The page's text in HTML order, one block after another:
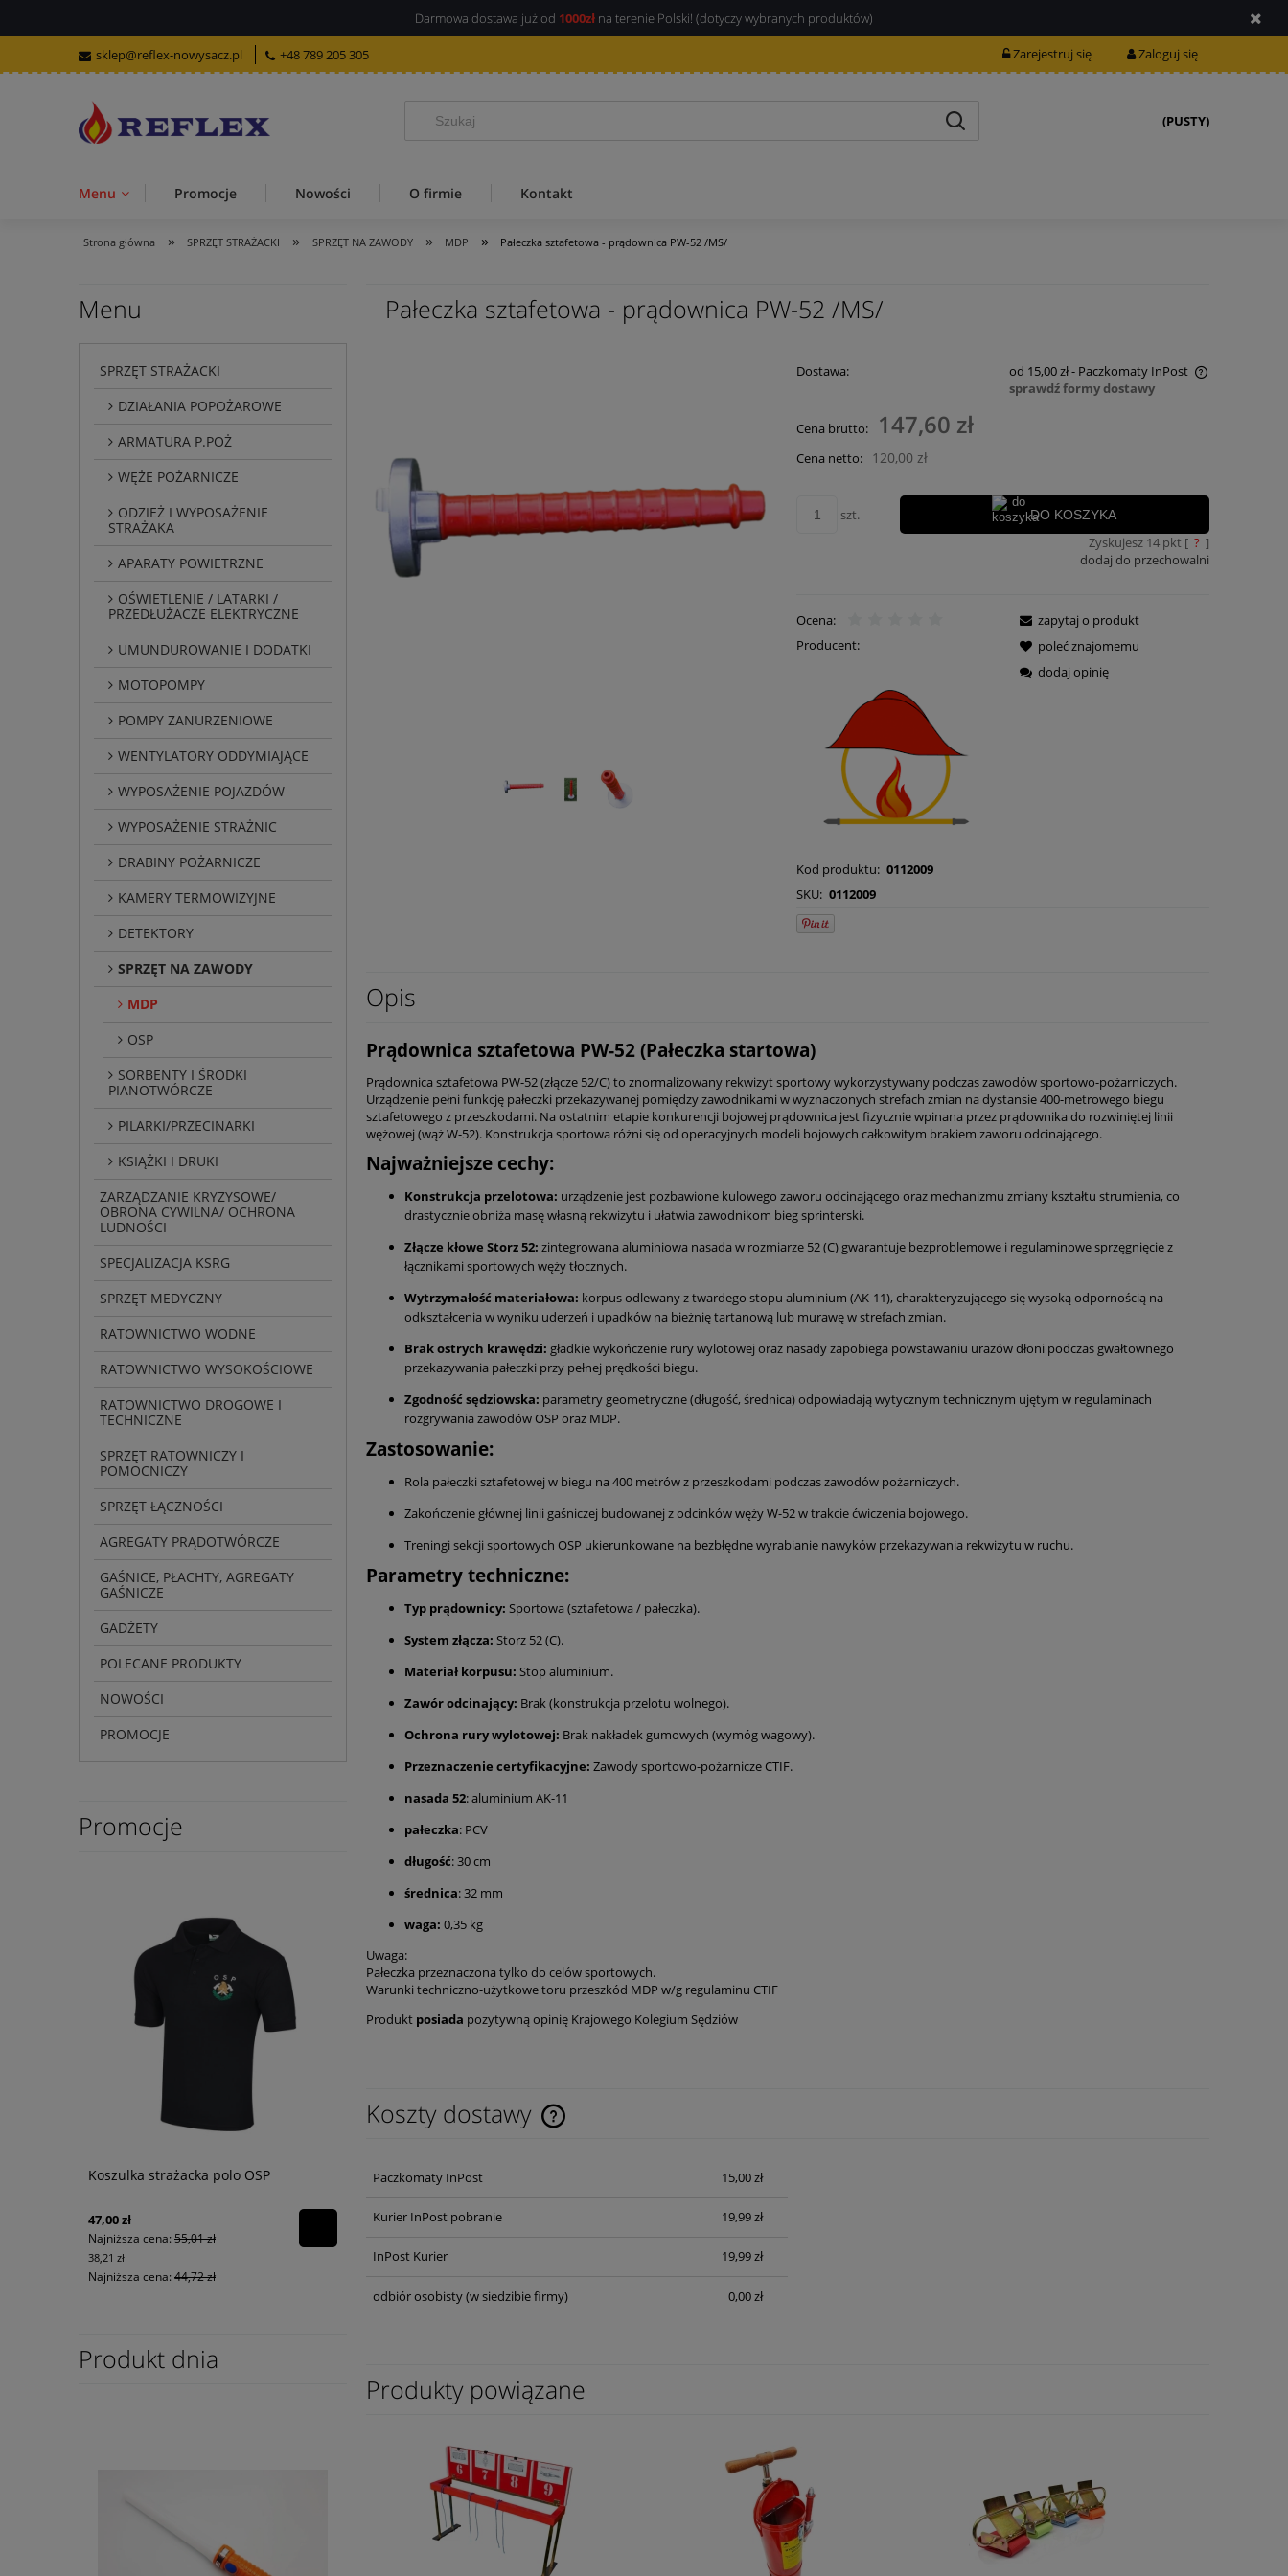
Darmowa dostawa już od 1000zł na terenie Polski! (dotyczy wybranych produktów)
sklep@reflex-nowysacz.pl +48 789 205 305 Zarejestruj się Zaloguj się
(PUSTY)
Menu Promocje Nowości O firmie Kontakt
Strona główna » SPRZĘT STRAŻACKI » SPRZĘT NA ZAWODY » MDP » Pałeczka sztafetowa - prądownica PW-52 /MS/
Menu
SPRZĘT STRAŻACKI
DZIAŁANIA POPOŻAROWE
ARMATURA P.POŻ
WĘŻE POŻARNICZE
ODZIEŻ I WYPOSAŻENIE
STRAŻAKA
APARATY POWIETRZNE
OŚWIETLENIE / LATARKI /
PRZEDŁUŻACZE ELEKTRYCZNE
UMUNDUROWANIE I DODATKI
MOTOPOMPY
POMPY ZANURZENIOWE
WENTYLATORY ODDYMIAJĄCE
WYPOSAŻENIE POJAZDÓW
WYPOSAŻENIE STRAŻNIC
DRABINY POŻARNICZE
KAMERY TERMOWIZYJNE
DETEKTORY
SPRZĘT NA ZAWODY
MDP
OSP
SORBENTY I ŚRODKI
PIANOTWÓRCZE
PILARKI/PRZECINARKI
KSIĄŻKI I DRUKI
ZARZĄDZANIE KRYZYSOWE/
OBRONA CYWILNA/ OCHRONA
LUDNOŚCI
SPECJALIZACJA KSRG
SPRZĘT MEDYCZNY
RATOWNICTWO WODNE
RATOWNICTWO WYSOKOŚCIOWE
RATOWNICTWO DROGOWE I
TECHNICZNE
SPRZĘT RATOWNICZY I
POMOCNICZY
SPRZĘT ŁĄCZNOŚCI
AGREGATY PRĄDOTWÓRCZE
GAŚNICE, PŁACHTY, AGREGATY
GAŚNICZE
GADŻETY
POLECANE PRODUKTY
NOWOŚCI
PROMOCJE
Promocje
Koszulka strażacka polo OSP
47,00 zł
Najniższa cena: 55,01 zł
38,21 zł
Najniższa cena: 44,72 zł
Produkt dnia
Pałeczka sztafetowa - prądownica PW-52 /MS/
Dostawa: od 15,00 zł- Paczkomaty InPost
Cena nie zawiera ewentualnych kosztów
płatności
sprawdź formy dostawy
Cena brutto: 147,60 zł
Cena netto: 120,00 zł
szt. DO KOSZYKA
Zyskujesz 14pkt [ ? ]
dodaj do przechowalni
Ocena:
Producent:
Kod produktu: 0112009
SKU: 0112009
zapytaj o produkt
poleć znajomemu
dodaj opinię
Opis
Prądownica sztafetowa PW-52 (Pałeczka startowa)
Prądownica sztafetowa PW-52 (złącze 52/C) to znormalizowany rekwizyt sportowy wykorzystywany podczas zawodów sportowo-pożarniczych.
Urządzenie pełni funkcję pałeczki przekazywanej pomiędzy zawodnikami w wyznaczonych strefach zmian na dystansie 400-metrowego biegu
sztafetowego z przeszkodami. Na ostatnim etapie konkurencji bojowej prądownica jest fizycznie wpinana przez prądownika do rozwiniętej linii
wężowej (wąż W-52). Konstrukcja sportowa różni się od operacyjnych modeli bojowych całkowitym brakiem zaworu odcinającego.
Najważniejsze cechy:
Konstrukcja przelotowa: urządzenie jest pozbawione kulowego zaworu odcinającego oraz mechanizmu zmiany kształtu strumienia, co
drastycznie obniża masę własną rekwizytu i ułatwia zawodnikom bieg sprinterski.
Złącze kłowe Storz 52: zintegrowana aluminiowa nasada w rozmiarze 52 (C) gwarantuje bezproblemowe i regulaminowe sprzęgnięcie z
łącznikami sportowych węży tłocznych.
Wytrzymałość materiałowa: korpus odlewany z twardego stopu aluminium (AK-11), charakteryzującego się wysoką odpornością na
odkształcenia w wyniku uderzeń i upadków na bieżnię tartanową lub murawę w strefach zmian.
Brak ostrych krawędzi: gładkie wykończenie rury wylotowej oraz nasady zapobiega powstawaniu urazów dłoni podczas gwałtownego
przekazywania pałeczki przy pełnej prędkości biegu.
Zgodność sędziowska: parametry geometryczne (długość, średnica) odpowiadają wytycznym technicznym ujętym w regulaminach
rozgrywania zawodów OSP oraz MDP.
Zastosowanie:
Rola pałeczki sztafetowej w biegu na 400 metrów z przeszkodami podczas zawodów pożarniczych.
Zakończenie głównej linii gaśniczej budowanej z odcinków węży W-52 w trakcie ćwiczenia bojowego.
Treningi sekcji sportowych OSP ukierunkowane na bezbłędne wyrabianie nawyków przekazywania rekwizytu w ruchu.
Parametry techniczne:
Typ prądownicy: Sportowa (sztafetowa / pałeczka).
System złącza: Storz 52 (C).
Materiał korpusu: Stop aluminium.
Zawór odcinający: Brak (konstrukcja przelotu wolnego).
Ochrona rury wylotowej: Brak nakładek gumowych (wymóg wagowy).
Przeznaczenie certyfikacyjne: Zawody sportowo-pożarnicze CTIF.
nasada 52: aluminium AK-11
pałeczka: PCV
długość: 30 cm
średnica: 32 mm
waga: 0,35 kg
Uwaga:
Pałeczka przeznaczona tylko do celów sportowych.
Warunki techniczno-użytkowe toru przeszkód MDP w/g regulaminu CTIF
Produkt posiada pozytywną opinię Krajowego Kolegium Sędziów
Koszty dostawy
Paczkomaty InPost 15,00 zł
Kurier InPost pobranie 19,99 zł
InPost Kurier 19,99 zł
odbiór osobisty(w siedzibie firmy) 0,00 zł
Produkty powiązane